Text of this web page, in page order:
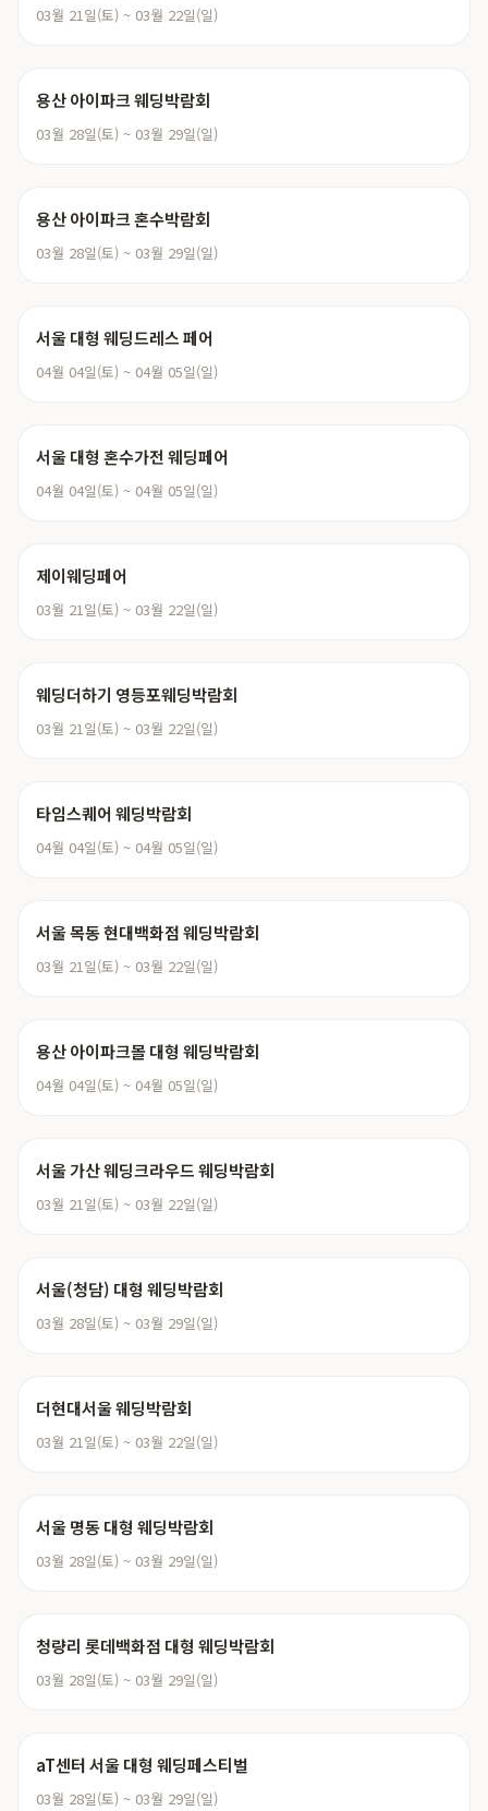
03월 21일(토) ~ 03월 22일(일)
용산 아이파크 웨딩박람회
03월 28일(토) ~ 03월 29일(일)
용산 아이파크 혼수박람회
03월 28일(토) ~ 03월 29일(일)
서울 대형 웨딩드레스 페어
04월 04일(토) ~ 04월 05일(일)
서울 대형 혼수가전 웨딩페어
04월 04일(토) ~ 04월 05일(일)
제이웨딩페어
03월 21일(토) ~ 03월 22일(일)
웨딩더하기 영등포웨딩박람회
03월 21일(토) ~ 03월 22일(일)
타임스퀘어 웨딩박람회
04월 04일(토) ~ 04월 05일(일)
서울 목동 현대백화점 웨딩박람회
03월 21일(토) ~ 03월 22일(일)
용산 아이파크몰 대형 웨딩박람회
04월 04일(토) ~ 04월 05일(일)
서울 가산 웨딩크라우드 웨딩박람회
03월 21일(토) ~ 03월 22일(일)
서울(청담) 대형 웨딩박람회
03월 28일(토) ~ 03월 29일(일)
더현대서울 웨딩박람회
03월 21일(토) ~ 03월 22일(일)
서울 명동 대형 웨딩박람회
03월 28일(토) ~ 03월 29일(일)
청량리 롯데백화점 대형 웨딩박람회
03월 28일(토) ~ 03월 29일(일)
aT센터 서울 대형 웨딩페스티벌
03월 28일(토) ~ 03월 29일(일)